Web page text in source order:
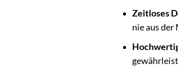
Zeitloses
nie aus der